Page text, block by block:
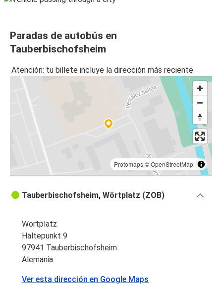
Paradas de autobús en
Tauberbischofsheim
Atención: tu billete incluye la dirección más reciente.
Protomaps©OpenStreetMap
Tauberbischofsheim, Wörtplatz (ZOB)
Wörtplatz
Haltepunkt 9
97941 Tauberbischofsheim
Alemania
Ver esta dirección en Google Maps